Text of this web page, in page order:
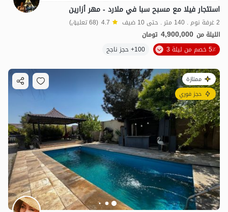
استئجار فيلا مع مسبح سبا في ملارد - مهر أزارين
2 غرفة نوم . 140 متر . حتى 10 ضيف 4.7 (68 تعليق)
الليلة من 4,900,000 تومان
5٪ خصم من ليلة 3
100+ حجز ناجح
ممتازة
حجز فوري